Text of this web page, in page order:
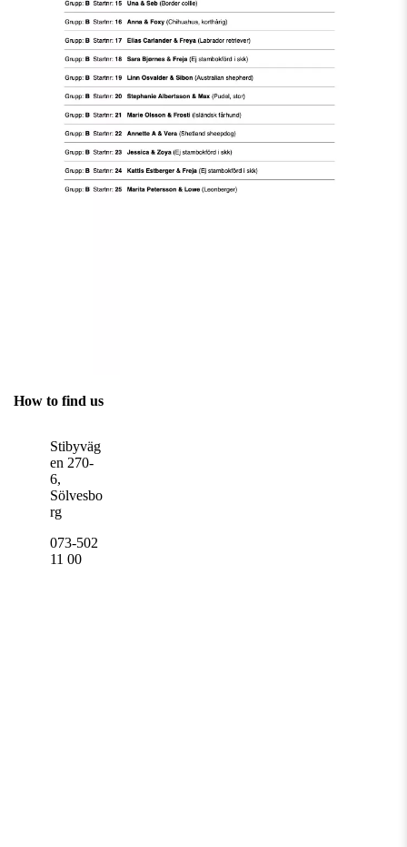
How to find us
Stibyväg
en 270-
6,
Sölvesbo
rg
073-502
11 00